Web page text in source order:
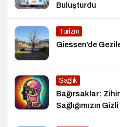
Buluşturdu
Turizm
Giessen’de
Sağlık
Bağırsaklar:
Sağlığımızın